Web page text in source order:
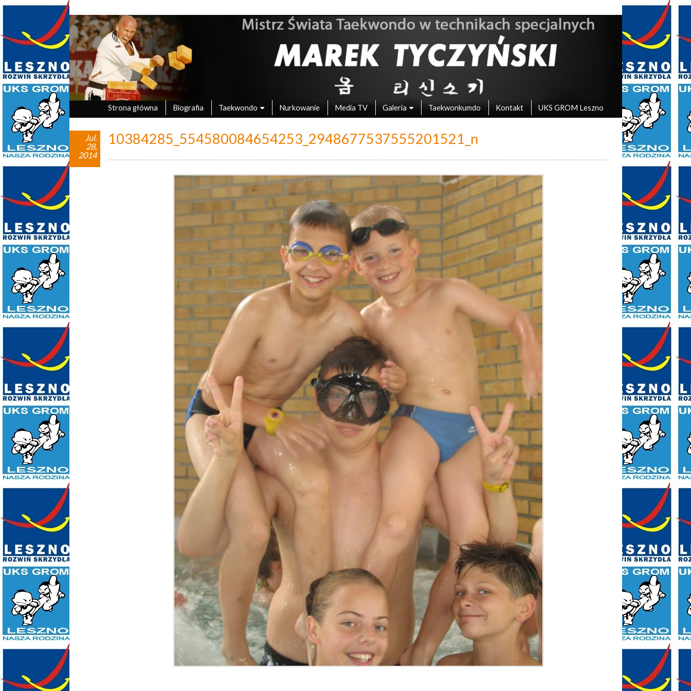
Marek Tyczyński – Mistrz Świata w Taekwondo
oficjalna strona UKS Grom Leszno
Strona główna Biografia Taekwondo Nurkowanie Media TV Galeria Taekwonkumdo Kontakt UKS GROM Leszno
10384285_554580084654253_2948677537555201521_n
Jul.
28,
2014